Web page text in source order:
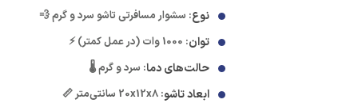
نوع: سشوار مسافرتی تاشو سرد و گرم 💨
توان: 1000 وات (در عمل کمتر) ⚡
حالت‌های دما: سرد و گرم 🌡️
ابعاد تاشو: 20x12x8 سانتی‌متر 📏